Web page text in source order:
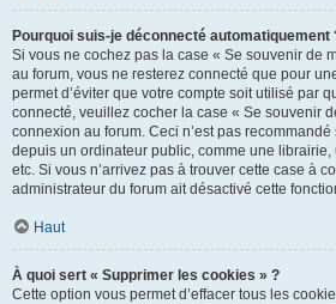
Pourquoi suis-je déconnecté automatiquement
Si vous ne cochez pas la case « Se souvenir de
au forum, vous ne resterez connecté que pour
permet d’éviter que votre compte soit utilisé par
connecté, veuillez cocher la case « Se souvenir
connexion au forum. Ceci n’est pas
depuis un ordinateur public, comme une
etc. Si vous n’arrivez pas à trouver cette case à
administrateur du forum ait désactivé cette
Haut
À quoi sert « Supprimer les cookies » ?
Cette option vous permet d’effacer tous les